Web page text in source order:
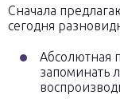
Сначала
сегодня
Абсолютная
запоминать